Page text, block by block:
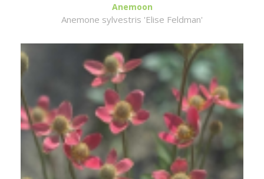
Anemoon
Anemone sylvestris 'Elise Feldman'